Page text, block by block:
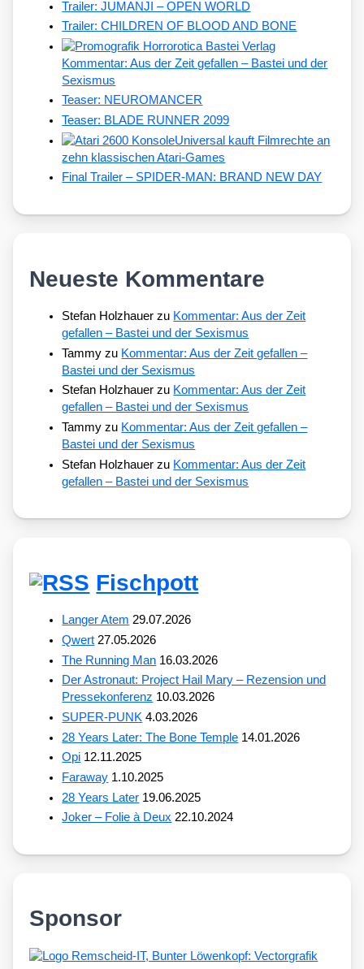
Trailer: JUMANJI – OPEN WORLD
Trailer: CHILDREN OF BLOOD AND BONE
Kommentar: Aus der Zeit gefallen – Bastei und der
Sexismus
Teaser: NEUROMANCER
Teaser: BLADE RUNNER 2099
Universal kauft Filmrechte an
zehn klassischen Atari-Games
Final Trailer – SPIDER-MAN: BRAND NEW DAY
Neueste Kommentare
Stefan Holzhauer zu Kommentar: Aus der Zeit
gefallen – Bastei und der Sexismus
Tammy zu Kommentar: Aus der Zeit gefallen –
Bastei und der Sexismus
Stefan Holzhauer zu Kommentar: Aus der Zeit
gefallen – Bastei und der Sexismus
Tammy zu Kommentar: Aus der Zeit gefallen –
Bastei und der Sexismus
Stefan Holzhauer zu Kommentar: Aus der Zeit
gefallen – Bastei und der Sexismus
Fischpott
Langer Atem 29.07.2026
Qwert 27.05.2026
The Running Man 16.03.2026
Der Astronaut: Project Hail Mary – Rezension und
Pressekonferenz 10.03.2026
SUPER-PUNK 4.03.2026
28 Years Later: The Bone Temple 14.01.2026
Opi 12.11.2025
Faraway 1.10.2025
28 Years Later 19.06.2025
Joker – Folie à Deux 22.10.2024
Sponsor